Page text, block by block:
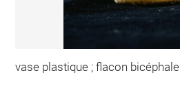
vase plastique ; flacon bicéphale